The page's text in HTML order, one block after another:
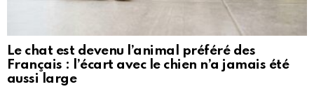
Le chat est devenu l’animal préféré des
Français : l’écart avec le chien n’a jamais été
aussi large